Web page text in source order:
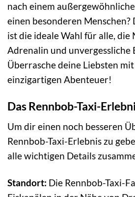
nach einem
einen besonderen Menschen?
ist die ideale Wahl für alle, die
Adrenalin und unvergessliche
Überrasche deine Liebsten
einzigartigen Abenteuer!
Das Rennbob-Taxi-
Um dir einen noch besseren
Rennbob-Taxi-Erlebnis zu
alle wichtigen Details
Standort: Die Rennbob-Taxi-